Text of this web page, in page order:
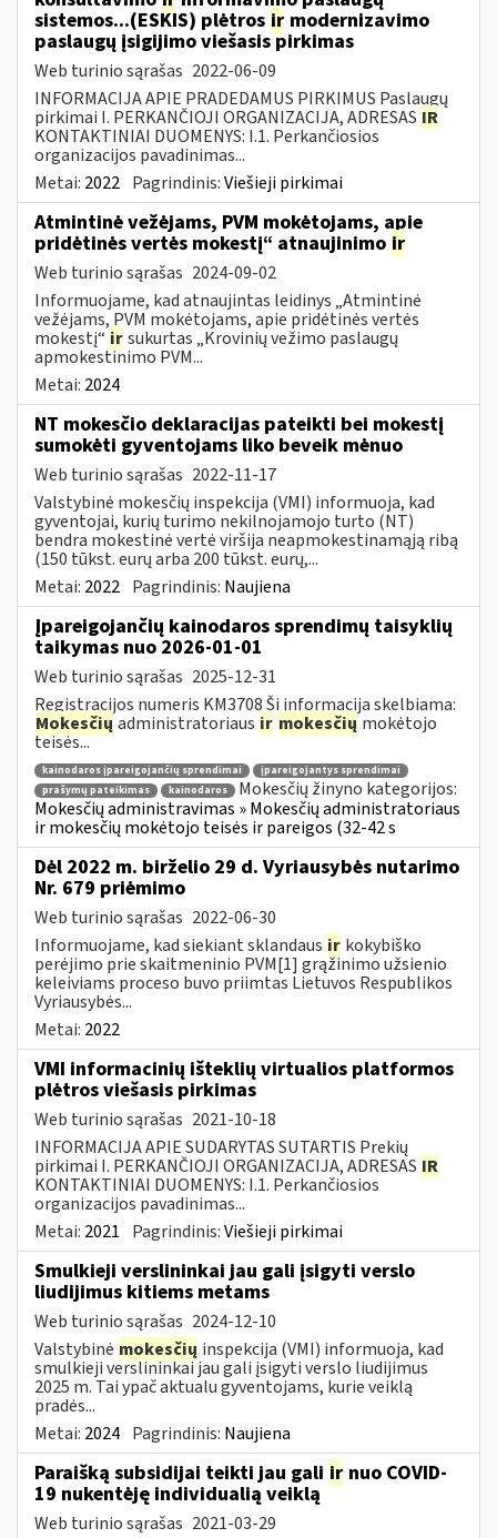
sistemos...(ESKIS) plėtros ir modernizavimo
paslaugų įsigijimo viešasis pirkimas
Web turinio sąrašas 2022-06-09
INFORMACIJA APIE PRADEDAMUS PIRKIMUS Paslaugų
pirkimai I. PERKANČIOJI ORGANIZACIJA, ADRESAS IR
KONTAKTINIAI DUOMENYS: I.1. Perkančiosios
organizacijos pavadinimas...
Metai: 2022 Pagrindinis:Viešieji pirkimai
Atmintinė vežėjams, PVM mokėtojams, apie
pridėtinės vertės mokestį“ atnaujinimo ir
Web turinio sąrašas 2024-09-02
Informuojame, kad atnaujintas leidinys „Atmintinė
vežėjams, PVM mokėtojams, apie pridėtinės vertės
mokestį“ irsukurtas „Krovinių vežimo paslaugų
apmokestinimo PVM...
Metai: 2024
NT mokesčio deklaracijas pateikti bei mokestį
sumokėti gyventojams liko beveik mėnuo
Web turinio sąrašas 2022-11-17
Valstybinė mokesčių inspekcija (VMI) informuoja, kad
gyventojai, kurių turimo nekilnojamojo turto (NT)
bendra mokestinė vertė viršija neapmokestinamąją ribą
(150 tūkst. eurų arba 200 tūkst. eurų,...
Metai: 2022 Pagrindinis: Naujiena
Įpareigojančių kainodaros sprendimų taisyklių
taikymas nuo 2026-01-01
Web turinio sąrašas 2025-12-31
Registracijos numeris KM3708 Ši informacija skelbiama:
Mokesčių administratoriaus ir mokesčių mokėtojo
teisės...
kainodaros įpareigojančių sprendimai
įpareigojantys sprendimai
prašymų pateikimas
kainodaros
Mokesčių žinyno kategorijos:
Mokesčių administravimas » Mokesčių administratoriaus
ir mokesčių mokėtojo teisės ir pareigos (32-42 s
Dėl 2022 m. birželio 29 d. Vyriausybės nutarimo
Nr. 679 priėmimo
Web turinio sąrašas 2022-06-30
Informuojame, kad siekiant sklandaus ir kokybiško
perėjimo prie skaitmeninio PVM[1] grąžinimo užsienio
keleiviams proceso buvo priimtas Lietuvos Respublikos
Vyriausybės...
Metai: 2022
VMI informacinių išteklių virtualios platformos
plėtros viešasis pirkimas
Web turinio sąrašas 2021-10-18
INFORMACIJA APIE SUDARYTAS SUTARTIS Prekių
pirkimai I. PERKANČIOJI ORGANIZACIJA, ADRESAS IR
KONTAKTINIAI DUOMENYS: I.1. Perkančiosios
organizacijos pavadinimas...
Metai: 2021 Pagrindinis:Viešieji pirkimai
Smulkieji verslininkai jau gali įsigyti verslo
liudijimus kitiems metams
Web turinio sąrašas 2024-12-10
Valstybinė mokesčių inspekcija (VMI) informuoja, kad
smulkieji verslininkai jau gali įsigyti verslo liudijimus
2025 m. Tai ypač aktualu gyventojams, kurie veiklą
pradės...
Metai: 2024 Pagrindinis: Naujiena
Paraišką subsidijai teikti jau gali ir nuo COVID-
19 nukentėję individualią veiklą
Web turinio sąrašas 2021-03-29